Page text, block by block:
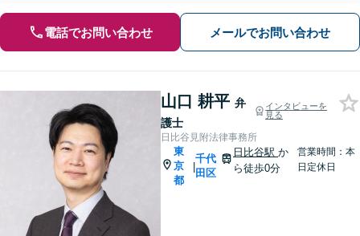
電話でお問い合わせ メールでお問い合わせ
山口 耕平 弁
護士
インタビューを
見る
日比谷見附法律事務所
東
京
都
|
千代
田区
日比谷駅か
ら徒歩0分
営業時間：本
日定休日